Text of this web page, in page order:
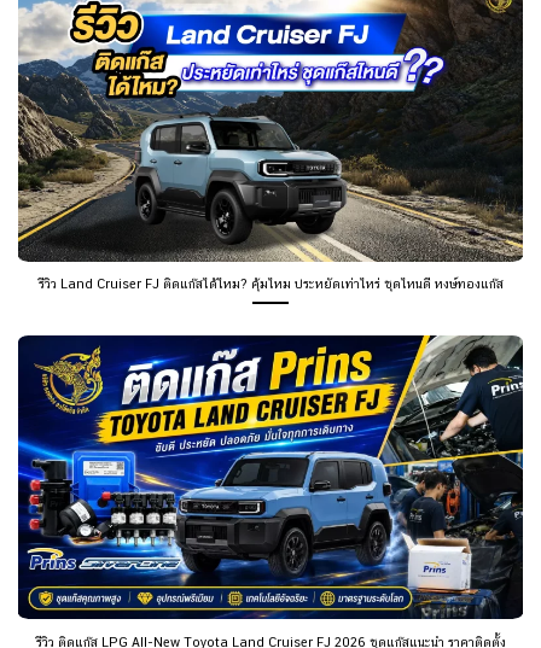
รีวิว Land Cruiser FJ ติดแก๊สได้ไหม? คุ้มไหม ประหยัดเท่าไหร่ ชุดไหนดี หงษ์ทองแก๊ส
รีวิว ติดแก๊ส LPG All-New Toyota Land Cruiser FJ 2026 ชุดแก๊สแนะนำ ราคาติดตั้ง